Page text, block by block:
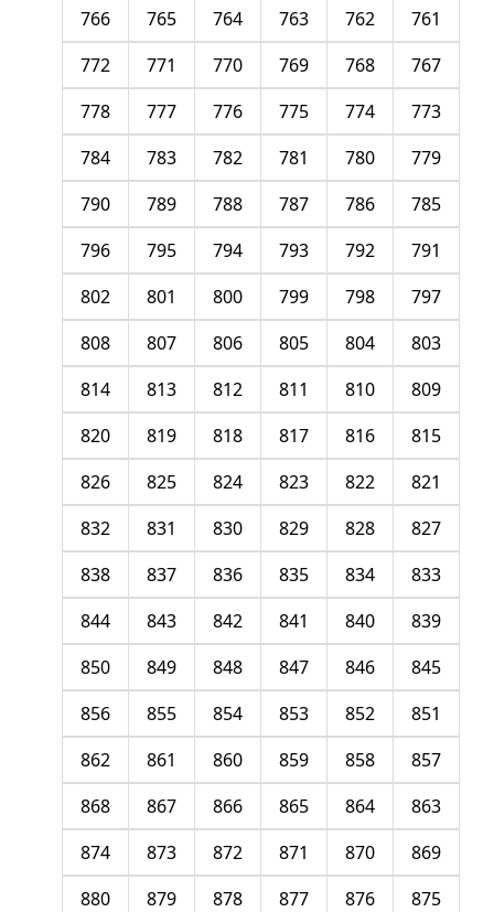
761
762
763
764
765
766
767
768
769
770
771
772
773
774
775
776
777
778
779
780
781
782
783
784
785
786
787
788
789
790
791
792
793
794
795
796
797
798
799
800
801
802
803
804
805
806
807
808
809
810
811
812
813
814
815
816
817
818
819
820
821
822
823
824
825
826
827
828
829
830
831
832
833
834
835
836
837
838
839
840
841
842
843
844
845
846
847
848
849
850
851
852
853
854
855
856
857
858
859
860
861
862
863
864
865
866
867
868
869
870
871
872
873
874
875
876
877
878
879
880